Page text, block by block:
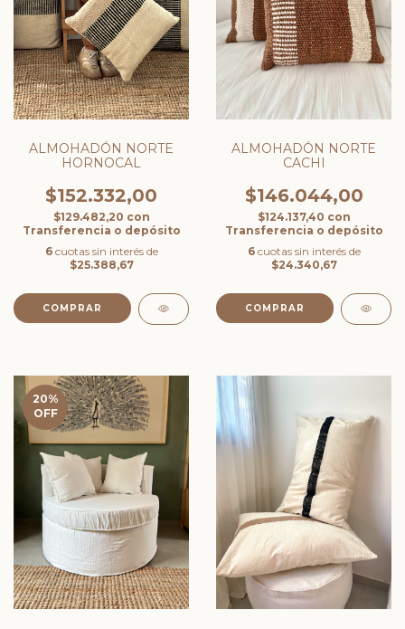
ALMOHADÓN NORTE
HORNOCAL
$152.332,00
$129.482,20 con
Transferencia o depósito
6 cuotas sin interés de
$25.388,67
ALMOHADÓN NORTE
CACHI
$146.044,00
$124.137,40 con
Transferencia o depósito
6 cuotas sin interés de
$24.340,67
20%
OFF